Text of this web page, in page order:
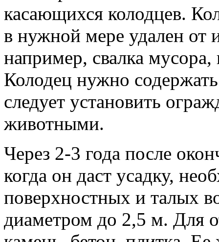
касающихся колодцев.
в нужной мере удален от
например, свалка
Колодец нужно
следует установить
животными.
Через 2-3 года после
когда он даст усадку,
поверхностных и талых
диаметром до 2,5 м. Для